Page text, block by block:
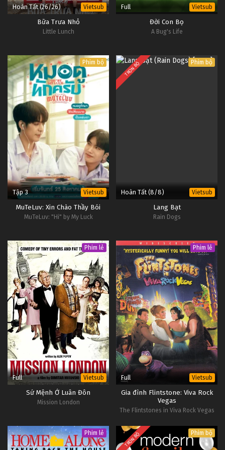
Hoàn Tất (26/26) Vietsub
Bữa Trưa Nhỏ
Little Lunch
Full Vietsub
Đời Con Bọ
A Bug's Life
Phim bộ
Tập 3 Vietsub
MuTeLuv: Xin Chào Thầy Bói
MuTeLuv: "Hi" by My Luck
TRỌN BỘ Phim bộ
Hoàn Tất (8/8) Vietsub
Lang Bạt
Rain Dogs
Phim lẻ
Full Vietsub
Sứ Mệnh Ở Luân Đôn
Mission London
Phim lẻ
Full Vietsub
Gia đình Flintstone: Viva Rock
Vegas
The Flintstones in Viva Rock Vegas
Phim lẻ TRỌN BỘ Phim bộ